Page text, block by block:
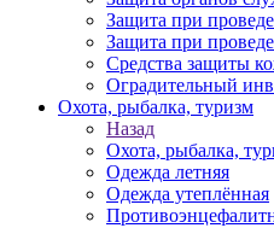
Защита при
Защита при
Средства защиты
Оградительный
Охота, рыбалка, туризм
Назад
Охота, рыбалка,
Одежда летняя
Одежда утеплённая